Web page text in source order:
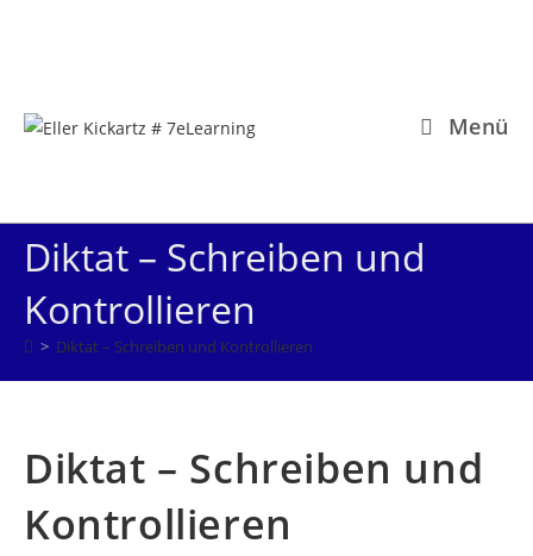
Menü
Diktat – Schreiben und
Kontrollieren
> Diktat – Schreiben und Kontrollieren
Diktat – Schreiben und
Kontrollieren